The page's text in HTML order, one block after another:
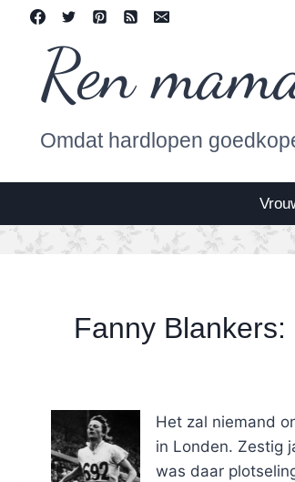
contentRen
Omdat hardlopen
Fanny
Het zal niemand
in Londen. Zestig
was daar